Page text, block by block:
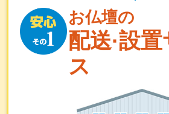
お仏壇の
配送·設
ス